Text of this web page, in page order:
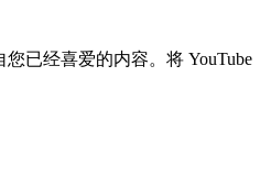
已经喜爱的内容。将 YouTube